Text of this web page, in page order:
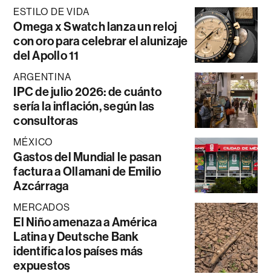
ESTILO DE VIDA
Omega x Swatch lanza un reloj
con oro para celebrar el alunizaje
del Apollo 11
ARGENTINA
IPC de julio 2026: de cuánto
sería la inflación, según las
consultoras
MÉXICO
Gastos del Mundial le pasan
factura a Ollamani de Emilio
Azcárraga
MERCADOS
El Niño amenaza a América
Latina y Deutsche Bank
identifica los países más
expuestos